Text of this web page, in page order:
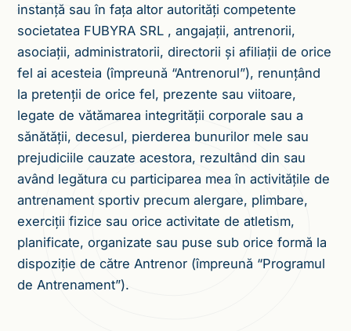
instanță sau în fața altor autorități competente
societatea FUBYRA SRL , angajații, antrenorii,
asociații, administratorii, directorii și afiliații de orice
fel ai acesteia (împreună “Antrenorul”), renunțând
la pretenții de orice fel, prezente sau viitoare,
legate de vătămarea integrității corporale sau a
sănătății, decesul, pierderea bunurilor mele sau
prejudiciile cauzate acestora, rezultând din sau
având legătura cu participarea mea în activitățile de
antrenament sportiv precum alergare, plimbare,
exerciții fizice sau orice activitate de atletism,
planificate, organizate sau puse sub orice formă la
dispoziție de către Antrenor (împreună “Programul
de Antrenament”).